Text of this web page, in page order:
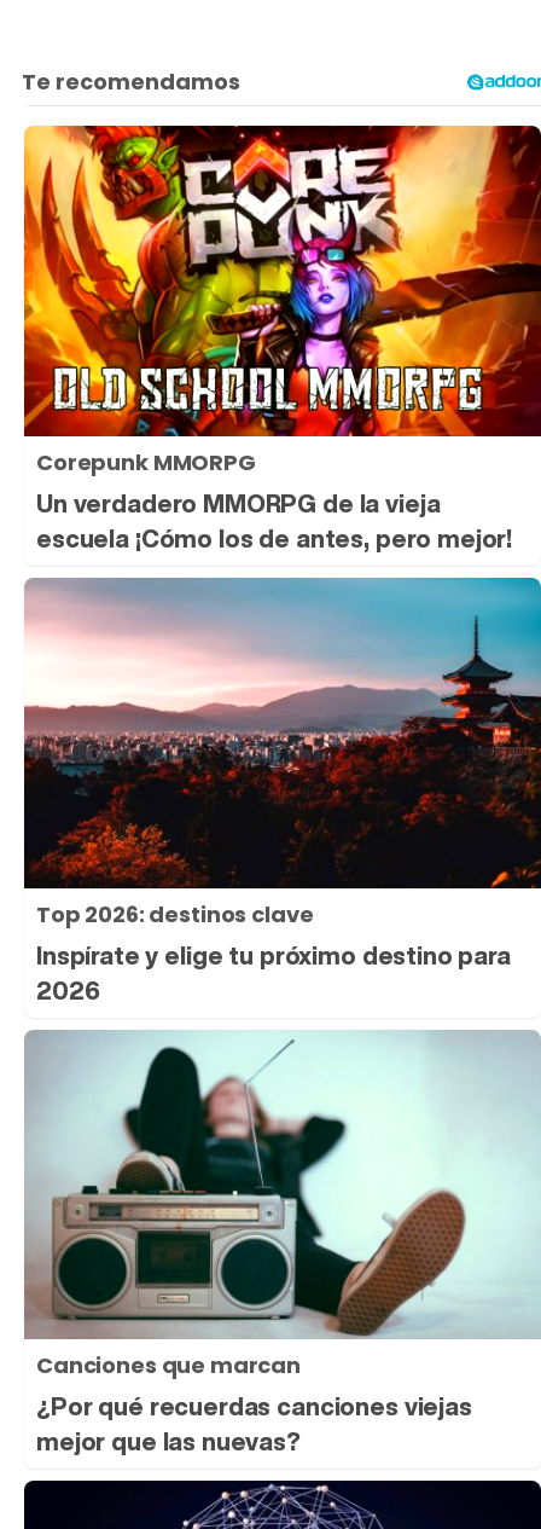
Corepunk MMORPG
Un verdadero MMORPG de la vieja
escuela ¡Cómo los de antes, pero mejor!
Top 2026: destinos clave
Inspírate y elige tu próximo destino para
2026
Canciones que marcan
¿Por qué recuerdas canciones viejas
mejor que las nuevas?